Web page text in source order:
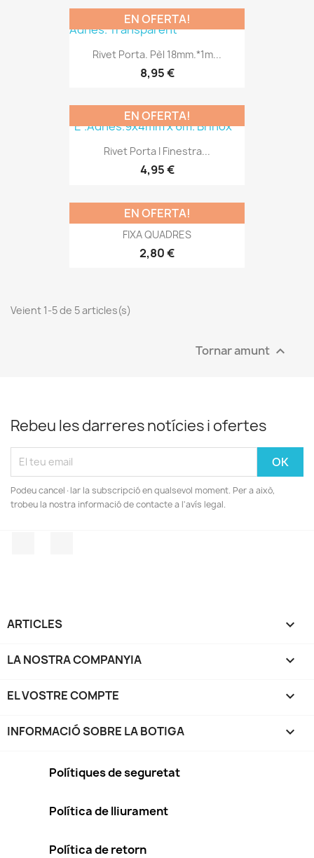
Rivet Porta. Pèl 18mm.*1m...
8,95 €
EN OFERTA!
Rivet Porta I Finestra...
4,95 €
EN OFERTA!
FIXA QUADRES
2,80 €
EN OFERTA!
Veient 1-5 de 5 articles(s)
Tornar amunt 
Rebeu les darreres notícies i ofertes
Podeu cancel·lar la subscripció en qualsevol moment. Per a això,
trobeu la nostra informació de contacte a l'avís legal.
ARTICLES 
LA NOSTRA COMPANYIA 
EL VOSTRE COMPTE 
INFORMACIÓ SOBRE LA BOTIGA keyboard_arrow_down
Polítiques de seguretat
Política de lliurament
Política de retorn